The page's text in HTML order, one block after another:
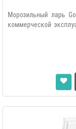
Морозильный ларь
коммерческой